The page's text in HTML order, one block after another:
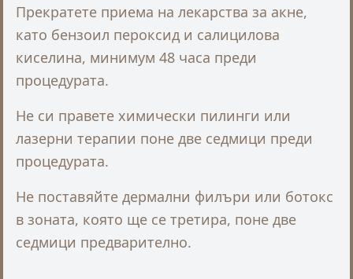
Прекратете приема на лекарства за акне,
като бензоил пероксид и салицилова
киселина, минимум 48 часа преди
процедурата.
Не си правете химически пилинги или
лазерни терапии поне две седмици преди
процедурата.
Не поставяйте дермални филъри или ботокс
в зоната, която ще се третира, поне две
седмици предварително.